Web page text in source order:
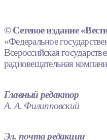
© Сетевое издание
«Федеральное
Всероссийская
радиовещательная
Главный редактор
А. А. Филипповский
Эл. почта редакции